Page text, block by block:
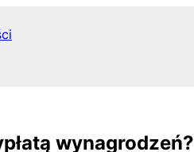
wynagrodzeń?